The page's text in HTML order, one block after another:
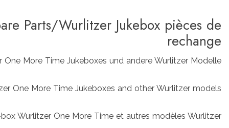
Parts/Wurlitzer Jukebox pièces de
rechange
More Time Jukeboxes und andere Wurlitzer Modelle
One More Time Jukeboxes and other Wurlitzer models
Wurlitzer One More Time et autres modèles Wurlitzer